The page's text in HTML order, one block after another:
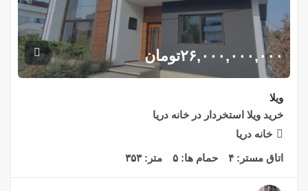
۲۶,۰۰۰,۰۰۰,۰۰۰تومان
ویلا
خرید ویلا استخردار در خانه دریا
خانه دریا
اتاق مستر: ۴ حمام ها: ۵ متر:۳۵۳